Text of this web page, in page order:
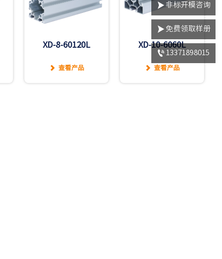
XD-8-60120L
 查看产品
XD-10-6060L
 查看产品
 非标开模咨询
 免费领取样册
 13371898015